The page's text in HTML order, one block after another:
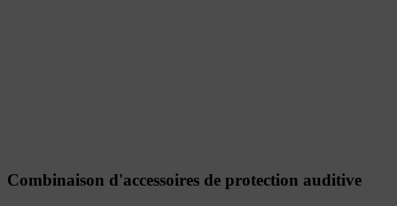
Combinaison d'accessoires de protection auditive